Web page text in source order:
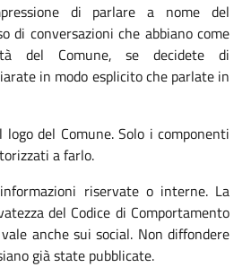
di parlare a nome del
di conversazioni che abbiano come
del Comune, se decidete di
in modo esplicito che parlate in
del Comune. Solo i componenti
a farlo.
riservate o interne. La
del Codice di Comportamento
anche sui social. Non diffondere
già state pubblicate.